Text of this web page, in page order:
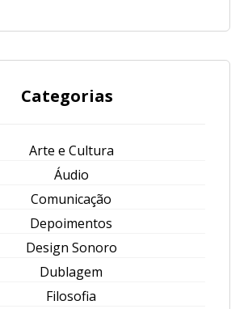
Categorias
Arte e Cultura
Áudio
Comunicação
Depoimentos
Design Sonoro
Dublagem
Filosofia